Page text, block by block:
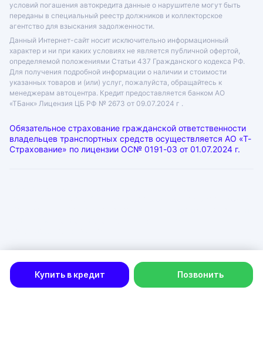
Купить в кредит Позвонить
условий погашения автокредита данные о нарушителе могут быть
переданы в специальный реестр должников и коллекторское
агентство для взыскания задолженности.
Данный Интернет-сайт носит исключительно информационный
характер и ни при каких условиях не является публичной офертой,
определяемой положениями Статьи 437 Гражданского кодекса РФ.
Для получения подробной информации о наличии и стоимости
указанных товаров и (или) услуг, пожалуйста, обращайтесь к
менеджерам автоцентра. Кредит предоставляется банком АО
«ТБанк» Лицензия ЦБ РФ № 2673 от 09.07.2024 г .
Обязательное страхование гражданской ответственности
владельцев транспортных средств осуществляется АО «Т-
Страхование» по лицензии ОС№ 0191-03 от 01.07.2024 г.
Согласие на рекламную рассылку